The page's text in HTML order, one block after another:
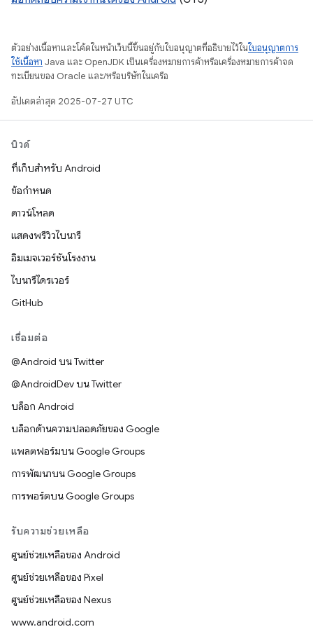
ตัวอย่างเนื้อหาและโค้ดในหน้าเว็บนี้ขึ้นอยู่กับใบอนุญาตที่อธิบายไว้ในใบอนุญาตการ
ใช้เนื้อหา Java และ OpenJDK เป็นเครื่องหมายการค้าหรือเครื่องหมายการค้าจด
ทะเบียนของ Oracle และ/หรือบริษัทในเครือ
อัปเดตล่าสุด 2025-07-27 UTC
บิวด์
ที่เก็บสำหรับ Android
ข้อกำหนด
ดาวน์โหลด
แสดงพรีวิวไบนารี
อิมเมจเวอร์ชันโรงงาน
ไบนารีไดรเวอร์
GitHub
เชื่อมต่อ
@Android บน Twitter
@AndroidDev บน Twitter
บล็อก Android
บล็อกด้านความปลอดภัยของ Google
แพลตฟอร์มบน Google Groups
การพัฒนาบน Google Groups
การพอร์ตบน Google Groups
รับความช่วยเหลือ
ศูนย์ช่วยเหลือของ Android
ศูนย์ช่วยเหลือของ Pixel
ศูนย์ช่วยเหลือของ Nexus
www.android.com